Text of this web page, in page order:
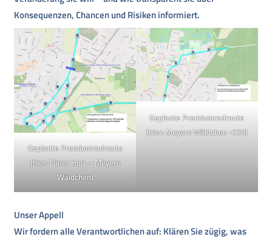
Konsequenzen, Chancen und Risiken informiert.
Geplante Premiumradroute
(hier: Lüner Holz – Meyers
Wäldchen)
Geplante Premiumradroute
(hier: Meyers Wäldchen -K30)
Unser Appell
Wir fordern alle Verantwortlichen auf: Klären Sie zügig, was